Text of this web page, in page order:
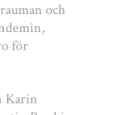
och
för
Karin